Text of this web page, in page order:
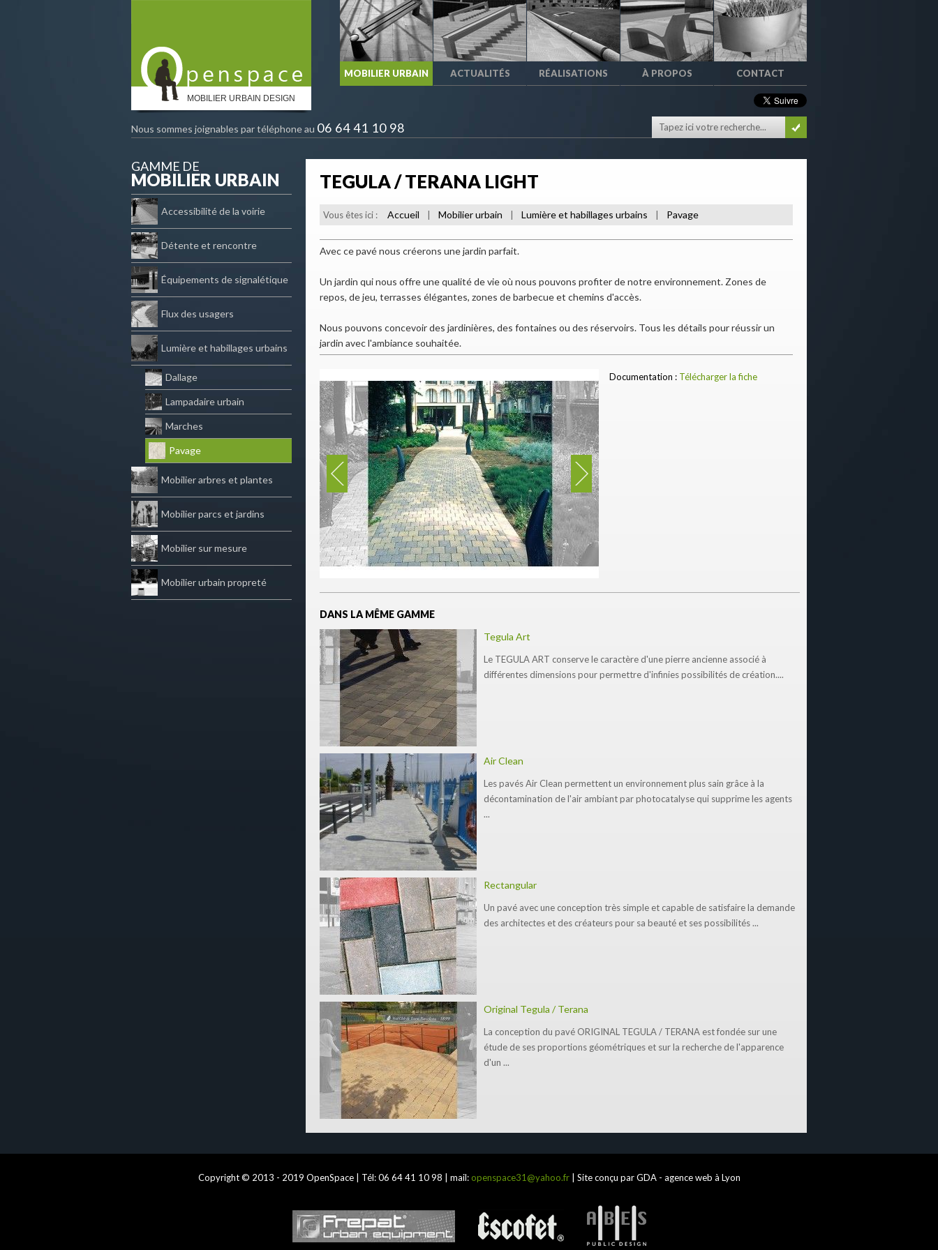
MOBILIER URBAIN DESIGN
MOBILIER URBAIN ACTUALITÉS RÉALISATIONS À PROPOS CONTACT
Nous sommes joignables par téléphone au 06 64 41 10 98
GAMME DE
MOBILIER URBAIN
Accessibilité de la voirie
Détente et rencontre
Équipements de signalétique
Flux des usagers
Lumière et habillages urbains
Dallage
Lampadaire urbain
Marches
Pavage
Mobilier arbres et plantes
Mobilier parcs et jardins
Mobilier sur mesure
Mobilier urbain propreté
TEGULA / TERANA LIGHT
Vous êtes ici : Accueil Mobilier urbain Lumière et habillages urbains Pavage
Avec ce pavé nous créerons une jardin parfait.
Un jardin qui nous offre une qualité de vie où nous pouvons profiter de notre environnement. Zones de
repos, de jeu, terrasses élégantes, zones de barbecue et chemins d'accès.
Nous pouvons concevoir des jardinières, des fontaines ou des réservoirs. Tous les détails pour réussir un
jardin avec l'ambiance souhaitée.
Documentation : Télécharger la fiche
DANS LA MÊME GAMME
Tegula Art
Le TEGULA ART conserve le caractère d'une pierre ancienne associé à
différentes dimensions pour permettre d'infinies possibilités de création....
Air Clean
Les pavés Air Clean permettent un environnement plus sain grâce à la
décontamination de l'air ambiant par photocatalyse qui supprime les agents
...
Rectangular
Un pavé avec une conception très simple et capable de satisfaire la demande
des architectes et des créateurs pour sa beauté et ses possibilités ...
Original Tegula / Terana
La conception du pavé ORIGINAL TEGULA / TERANA est fondée sur une
étude de ses proportions géométriques et sur la recherche de l'apparence
d'un ...
Copyright © 2013 - 2019 OpenSpace | Tél:06 64 41 10 98 | mail: openspace31@yahoo.fr| Site conçu par GDA - agence web à Lyon